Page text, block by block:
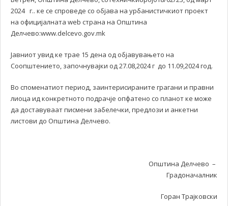
2024 г.. ке се спроведе со објава на урбанистичкиот проект
на официјалната web страна на Општина
Делчево:www.delcevo.gov.mk
Јавниот увид ке трае 15 дена од објавувањето на
Соопштението, започнувајки од 27.08,2024 г до 11.09,2024 год.
Во споменатиот период, заинтерисираните грагани и правни
лиоца ид конкретното подрачје опфатено со планот ке може
да доставуваат писмени забелечки, предлози и анкетни
листови до Општина Делчево.
Општина Делчево –
Градоначалник
Горан Трајковски